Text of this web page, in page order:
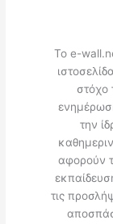
Το e-
στόχο
την
αφορούν
τις